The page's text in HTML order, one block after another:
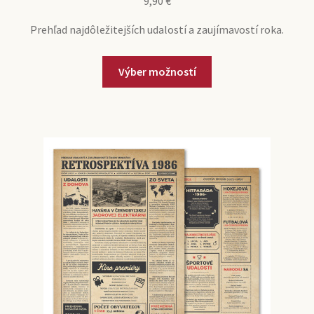
Prehľad najdôležitejších udalostí a zaujímavostí roka.
Výber možností